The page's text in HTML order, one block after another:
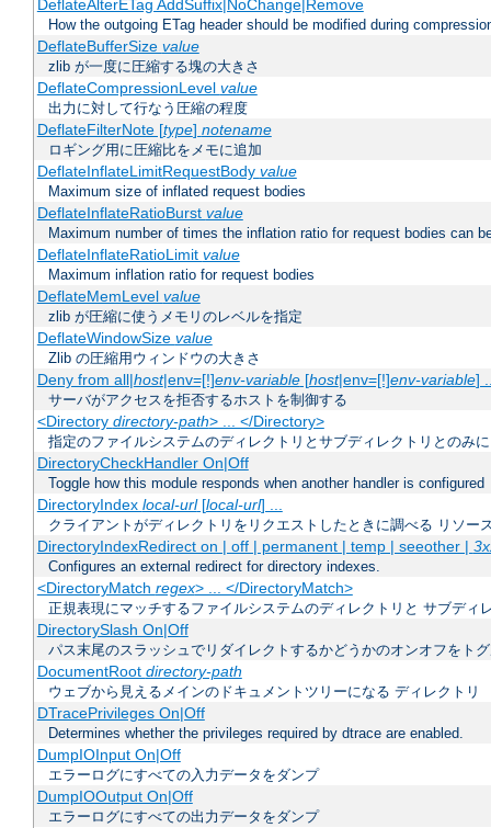
DeflateAlterETag AddSuffix|NoChange|Remove
How the outgoing ETag header should be modified during
DeflateBufferSize value
zlib が一度に圧縮する塊の大きさ
DeflateCompressionLevel value
出力に対して行なう圧縮の程度
DeflateFilterNote [type] notename
ロギング用に圧縮比をメモに追加
DeflateInflateLimitRequestBody value
Maximum size of inflated request bodies
DeflateInflateRatioBurst value
Maximum number of times the inflation ratio for request bodies can
DeflateInflateRatioLimit value
Maximum inflation ratio for request bodies
DeflateMemLevel value
zlib が圧縮に使うメモリのレベルを指定
DeflateWindowSize value
Zlib の圧縮用ウィンドウの大きさ
Deny from all|host|env=[!]env-variable[host|env=[!]env-variable]
サーバがアクセスを拒否するホストを制御する
<Directory directory-path> ... </Directory>
指定のファイルシステムのディレクトリとサブディレクトリとのみ
DirectoryCheckHandler On|Off
Toggle how this module responds when another handler is configured
DirectoryIndex local-url[local-url] ...
クライアントがディレクトリをリクエストしたときに調べる リソー
DirectoryIndexRedirect on | off | permanent | temp | seeother |
Configures an external redirect for directory indexes.
<DirectoryMatch regex> ... </DirectoryMatch>
正規表現にマッチするファイルシステムのディレクトリと サブディ
DirectorySlash On|Off
パス末尾のスラッシュでリダイレクトするかどうかのオンオフをト
DocumentRoot directory-path
ウェブから見えるメインのドキュメントツリーになる ディレクトリ
DTracePrivileges On|Off
Determines whether the privileges required by dtrace are enabled.
DumpIOInput On|Off
エラーログにすべての入力データをダンプ
DumpIOOutput On|Off
エラーログにすべての出力データをダンプ